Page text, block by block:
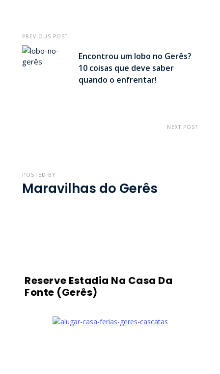
PREVIOUS POST
Encontrou um lobo no Gerês?
10 coisas que deve saber
quando o enfrentar!
NEXT POST
POSTED BY
Maravilhas do Gerês
Reserve Estadia Na Casa Da
Fonte (Gerês)